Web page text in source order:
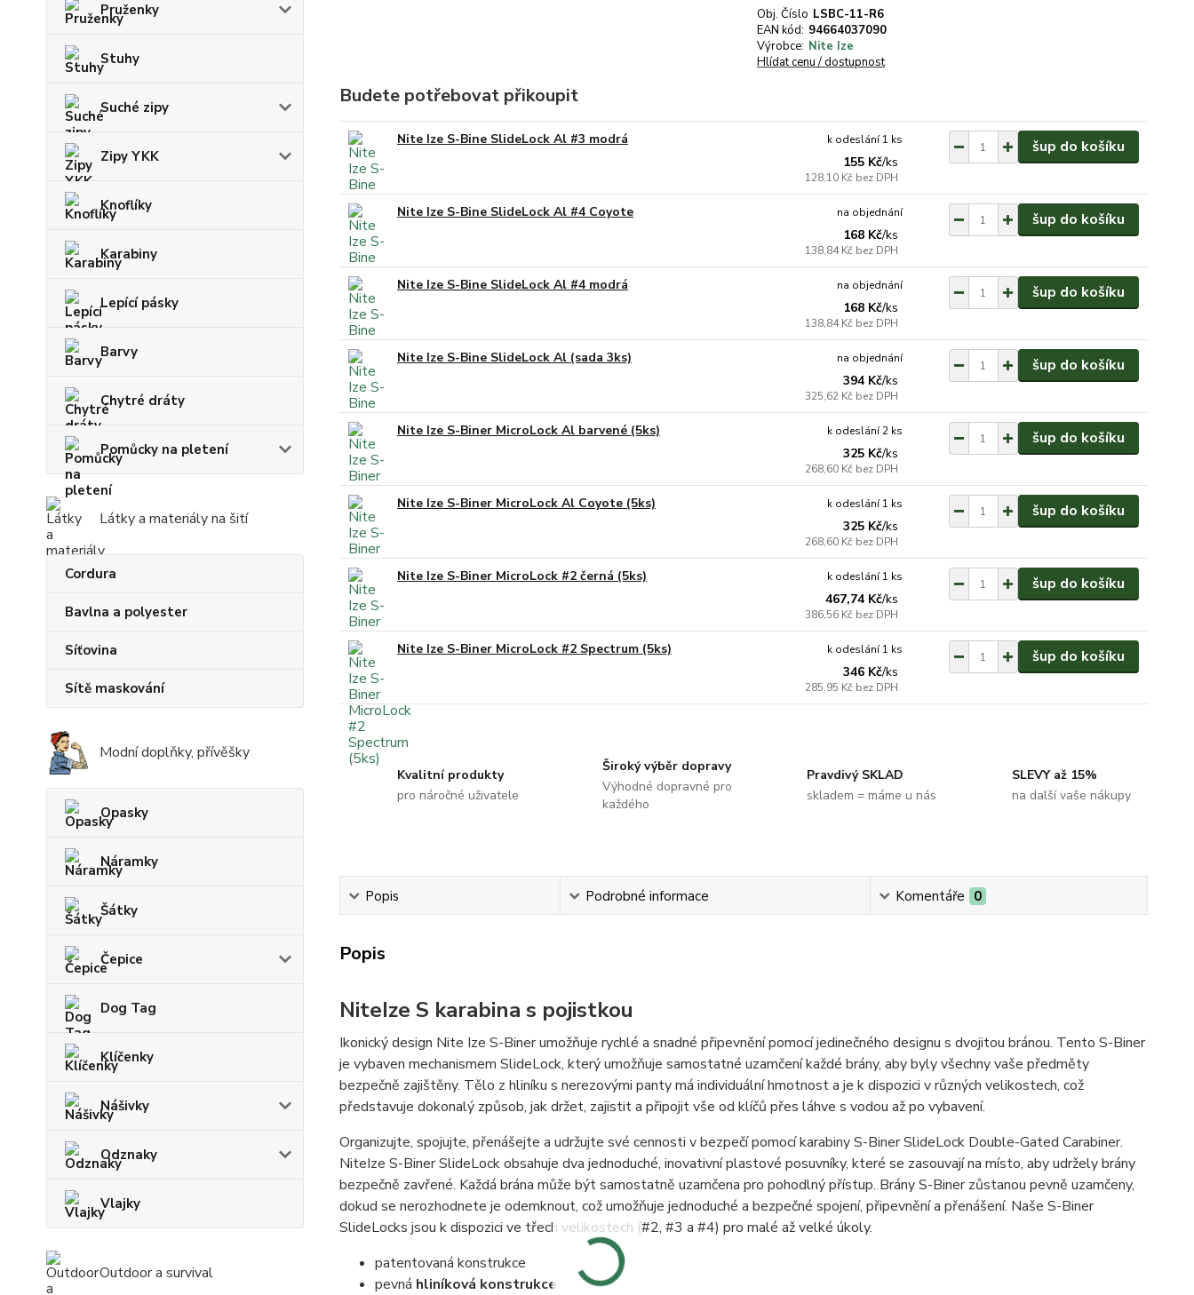
Pruženky
Stuhy
Suché zipy
Zipy YKK
Knoflíky
Karabiny
Lepící pásky
Barvy
Chytré dráty
Pomůcky na pletení
Látky a materiály na šití
Cordura
Bavlna a polyester
Síťovina
Sítě maskování
Modní doplňky, přívěšky
Opasky
Náramky
Šátky
Čepice
Dog Tag
Klíčenky
Nášivky
Odznaky
Vlajky
Outdoor a survival
Obj. Číslo LSBC-11-R6
EAN kód: 94664037090
Výrobce: Nite Ize
Hlídat cenu / dostupnost
Budete potřebovat přikoupit
Nite Ize S-Bine SlideLock Al #3 modrá
155 Kč/ks
128,10 Kč bez DPH
k odeslání 1 ks šup do košíku
Nite Ize S-Bine SlideLock Al #4 Coyote
168 Kč/ks
138,84 Kč bez DPH
na objednání šup do košíku
Nite Ize S-Bine SlideLock Al #4 modrá
168 Kč/ks
138,84 Kč bez DPH
na objednání šup do košíku
Nite Ize S-Bine SlideLock Al (sada 3ks)
394 Kč/ks
325,62 Kč bez DPH
na objednání šup do košíku
Nite Ize S-Biner MicroLock Al barvené (5ks)
325 Kč/ks
268,60 Kč bez DPH
k odeslání 2 ks šup do košíku
Nite Ize S-Biner MicroLock Al Coyote (5ks)
325 Kč/ks
268,60 Kč bez DPH
k odeslání 1 ks šup do košíku
Nite Ize S-Biner MicroLock #2 černá (5ks)
467,74 Kč/ks
386,56 Kč bez DPH
k odeslání 1 ks šup do košíku
Nite Ize S-Biner MicroLock #2 Spectrum (5ks)
346 Kč/ks
285,95 Kč bez DPH
k odeslání 1 ks šup do košíku
Kvalitní produkty
pro náročné uživatele
Široký výběr dopravy
Výhodné dopravné pro
každého
Pravdivý SKLAD
skladem = máme u nás
SLEVY až 15%
na další vaše nákupy
Popis Podrobné informace Komentáře 0
Popis
NiteIze S karabina s pojistkou
Ikonický design Nite Ize S-Biner umožňuje rychlé a snadné připevnění pomocí jedinečného designu s dvojitou bránou. Tento S-Biner
je vybaven mechanismem SlideLock, který umožňuje samostatné uzamčení každé brány, aby byly všechny vaše předměty
bezpečně zajištěny. Tělo z hliníku s nerezovými panty má individuální hmotnost a je k dispozici v různých velikostech, což
představuje dokonalý způsob, jak držet, zajistit a připojit vše od klíčů přes láhve s vodou až po vybavení.
Organizujte, spojujte, přenášejte a udržujte své cennosti v bezpečí pomocí karabiny S-Biner SlideLock Double-Gated Carabiner.
NiteIze S-Biner SlideLock obsahuje dva jednoduché, inovativní plastové posuvníky, které se zasouvají na místo, aby udržely brány
bezpečně zavřené. Každá brána může být samostatně uzamčena pro pohodlný přístup. Brány S-Biner zůstanou pevně uzamčeny,
dokud se nerozhodnete je odemknout, což umožňuje jednoduché a bezpečné spojení, připevnění a přenášení. Naše S-Biner
SlideLocks jsou k dispozici ve třech velikostech (#2, #3 a #4) pro malé až velké úkoly.
patentovaná konstrukce
pevná hliníková konstrukce